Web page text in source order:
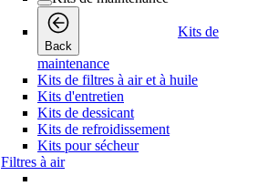
Back
Kits de
maintenance
Kits de filtres à air et à huile
Kits d'entretien
Kits de dessicant
Kits de refroidissement
Kits pour sécheur
Filtres à air